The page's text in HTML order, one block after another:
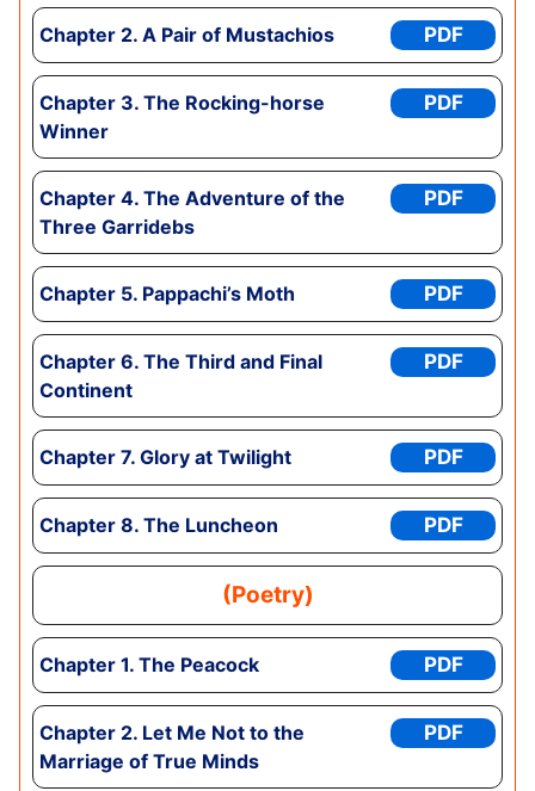
Chapter 2. A Pair of Mustachios PDF
Chapter 3. The Rocking-horse
Winner
PDF
Chapter 4. The Adventure of the
Three Garridebs
PDF
Chapter 5. Pappachi’s Moth PDF
Chapter 6. The Third and Final
Continent
PDF
Chapter 7. Glory at Twilight PDF
Chapter 8. The Luncheon PDF
(Poetry)
Chapter 1. The Peacock PDF
Chapter 2. Let Me Not to the
Marriage of True Minds
PDF